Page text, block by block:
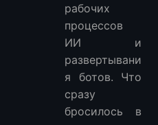
рабочих
процессов
ИИ и
развертывани
я ботов. Что
сразу
бросилось в